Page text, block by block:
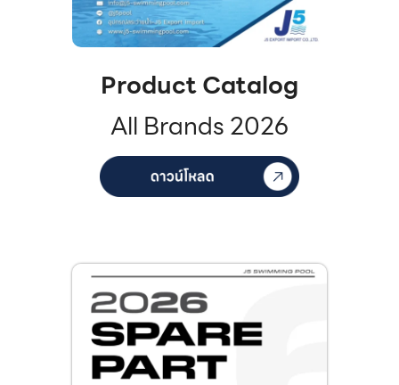
Product Catalog
All Brands 2026